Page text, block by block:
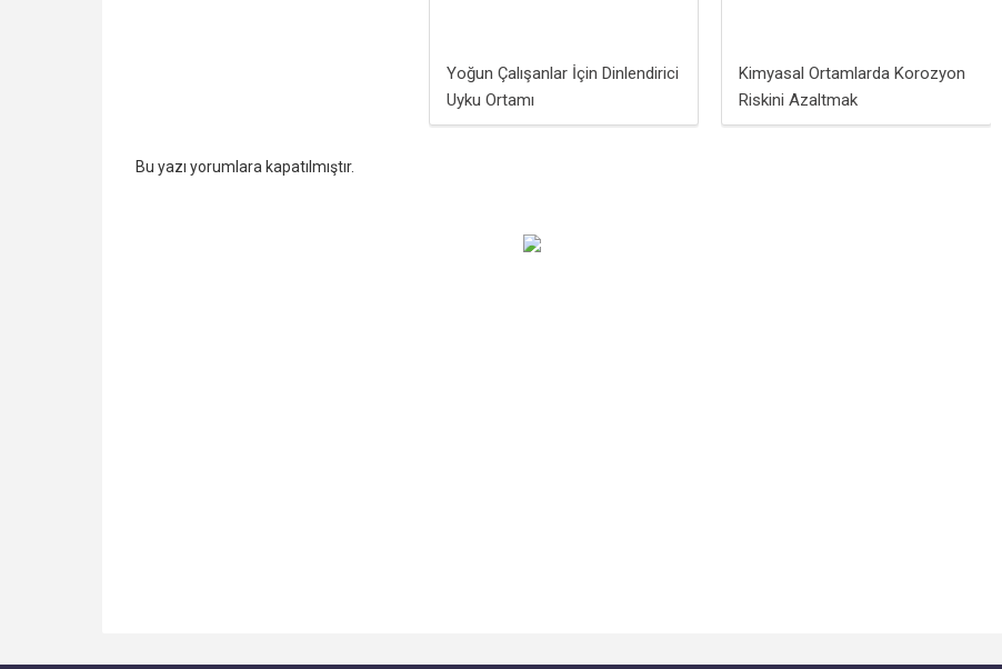
Yoğun Çalışanlar İçin Dinlendirici
Uyku Ortamı
Kimyasal Ortamlarda Korozyon
Riskini Azaltmak
Bu yazı yorumlara kapatılmıştır.